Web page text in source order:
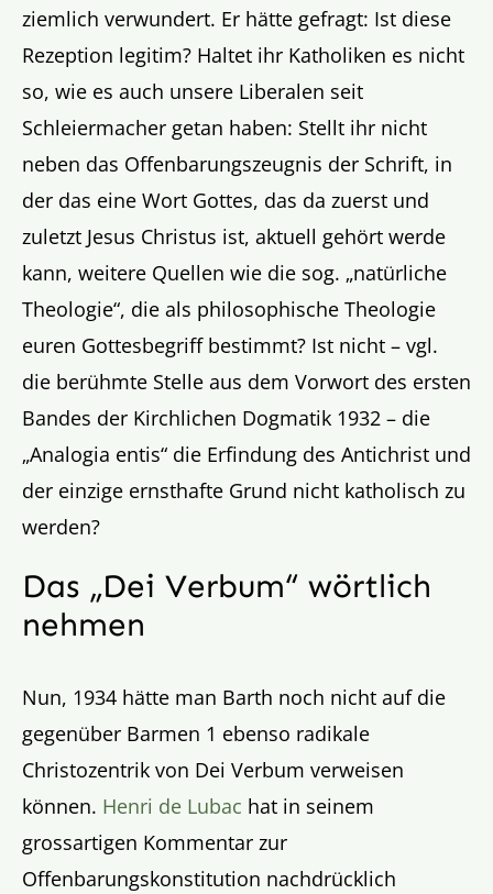
ziemlich verwundert. Er hätte gefragt: Ist diese
Rezeption legitim? Haltet ihr Katholiken es nicht
so, wie es auch unsere Liberalen seit
Schleiermacher getan haben: Stellt ihr nicht
neben das Offenbarungszeugnis der Schrift, in
der das eine Wort Gottes, das da zuerst und
zuletzt Jesus Christus ist, aktuell gehört werde
kann, weitere Quellen wie die sog. „natürliche
Theologie“, die als philosophische Theologie
euren Gottesbegriff bestimmt? Ist nicht – vgl.
die berühmte Stelle aus dem Vorwort des ersten
Bandes der Kirchlichen Dogmatik 1932 – die
„Analogia entis“ die Erfindung des Antichrist und
der einzige ernsthafte Grund nicht katholisch zu
werden?
Das „Dei Verbum“ wörtlich
nehmen
Nun, 1934 hätte man Barth noch nicht auf die
gegenüber Barmen 1 ebenso radikale
Christozentrik von Dei Verbum verweisen
können. Henri de Lubac hat in seinem
grossartigen Kommentar zur
Offenbarungskonstitution nachdrücklich